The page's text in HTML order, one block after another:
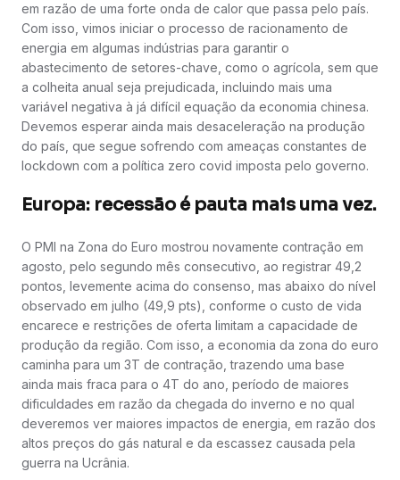
em razão de uma forte onda de calor que passa pelo país.
Com isso, vimos iniciar o processo de racionamento de
energia em algumas indústrias para garantir o
abastecimento de setores-chave, como o agrícola, sem que
a colheita anual seja prejudicada, incluindo mais uma
variável negativa à já difícil equação da economia chinesa.
Devemos esperar ainda mais desaceleração na produção
do país, que segue sofrendo com ameaças constantes de
lockdown com a política zero covid imposta pelo governo.
Europa: recessão é pauta mais uma vez.
O PMI na Zona do Euro mostrou novamente contração em
agosto, pelo segundo mês consecutivo, ao registrar 49,2
pontos, levemente acima do consenso, mas abaixo do nível
observado em julho (49,9 pts), conforme o custo de vida
encarece e restrições de oferta limitam a capacidade de
produção da região. Com isso, a economia da zona do euro
caminha para um 3T de contração, trazendo uma base
ainda mais fraca para o 4T do ano, período de maiores
dificuldades em razão da chegada do inverno e no qual
deveremos ver maiores impactos de energia, em razão dos
altos preços do gás natural e da escassez causada pela
guerra na Ucrânia.